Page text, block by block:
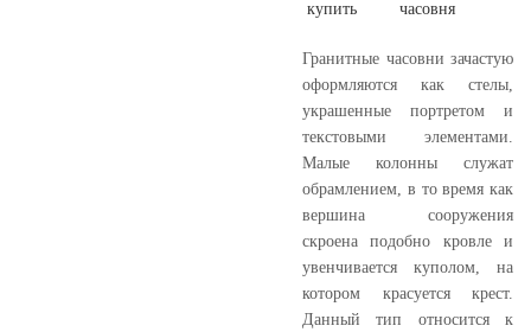
Гранитные часовни зачастую
оформляются как стелы,
украшенные портретом и
текстовыми элементами.
Малые колонны служат
обрамлением, в то время как
вершина сооружения
скроена подобно кровле и
увенчивается куполом, на
котором красуется крест.
Данный тип относится к